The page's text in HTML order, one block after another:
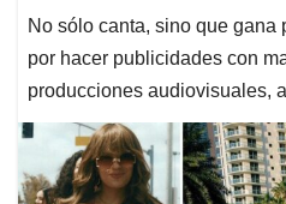
No sólo canta, sino que gana
por hacer publicidades con
producciones audiovisuales,